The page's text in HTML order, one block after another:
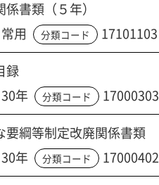
書類（５年）
常用 分類コード 17101103
録
30年 分類コード 17000303
要綱等制定改廃関係書類
30年 分類コード 17000402